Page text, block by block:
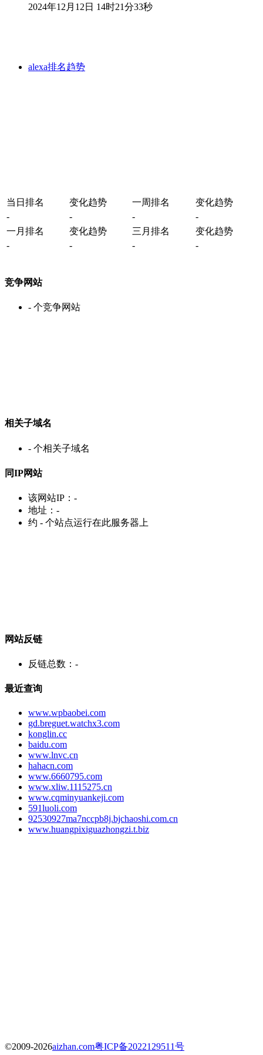
2024年12月12日 14时21分33秒
alexa排名趋势
当日排名 变化趋势 一周排名
变化趋势
-
- -
-
一月排名
变化趋势 三月排名
变化趋势
-
- - -
竞争网站
- 个竞争网站
相关子域名
- 个相关子域名
同IP网站
该网站IP： -
地址： -
约 - 个站点运行在此服务器上
网站反链
反链总数： -
最近查询
www.wpbaobei.com
gd.breguet.watchx3.com
konglin.cc
baidu.com
www.lnvc.cn
hahacn.com
www.6660795.com
www.xliw.1115275.cn
www.cqminyuankeji.com
591luoli.com
92530927ma7nccpb8j.bjchaoshi.com.cn
www.huangpixiguazhongzi.t.biz
©2009-2026aizhan.com粤ICP备2022129511号